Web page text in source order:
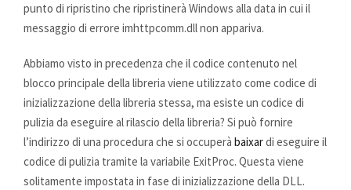
punto di ripristino che ripristinerà Windows alla data in cui il
messaggio di errore imhttpcomm.dll non appariva.
Abbiamo visto in precedenza che il codice contenuto nel
blocco principale della libreria viene utilizzato come codice di
inizializzazione della libreria stessa, ma esiste un codice di
pulizia da eseguire al rilascio della libreria? Si può fornire
l’indirizzo di una procedura che si occuperà baixardi eseguire il
codice di pulizia tramite la variabile ExitProc. Questa viene
solitamente impostata in fase di inizializzazione della DLL.